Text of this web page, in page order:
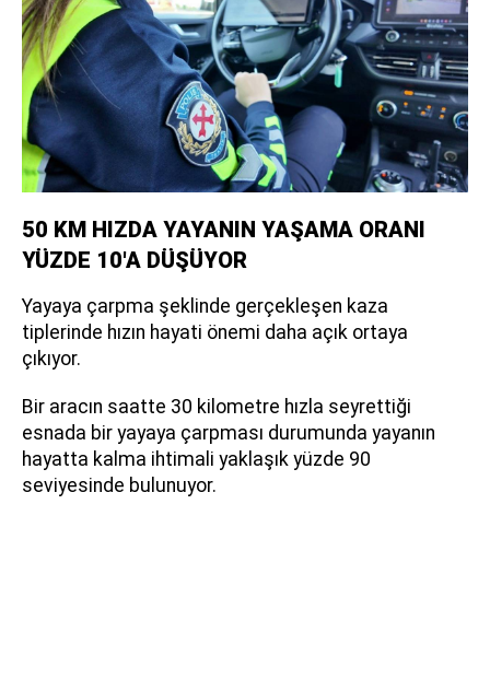
50 KM HIZDA YAYANIN YAŞAMA ORANI
YÜZDE 10'A DÜŞÜYOR
Yayaya çarpma şeklinde gerçekleşen kaza
tiplerinde hızın hayati önemi daha açık ortaya
çıkıyor.
Bir aracın saatte 30 kilometre hızla seyrettiği
esnada bir yayaya çarpması durumunda yayanın
hayatta kalma ihtimali yaklaşık yüzde 90
seviyesinde bulunuyor.